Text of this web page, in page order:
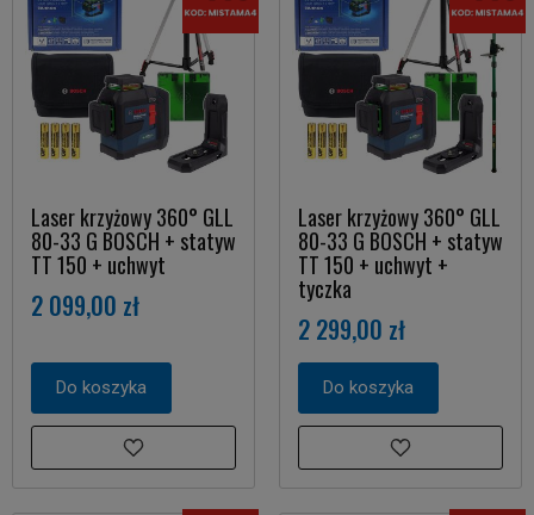
Laser krzyżowy 360° GLL
80-33 G BOSCH + statyw
TT 150 + uchwyt
2 099,00 zł
Do koszyka
Laser krzyżowy 360° GLL
80-33 G BOSCH + statyw
TT 150 + uchwyt +
tyczka
2 299,00 zł
Do koszyka